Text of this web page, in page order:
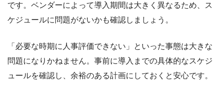
です。ベンダーによって導入期間は大きく異なるため、ス
ケジュールに問題がないかも確認しましょう。
「必要な時期に人事評価できない」といった事態は大きな
問題になりかねません。事前に導入までの具体的なスケジ
ュールを確認し、余裕のある計画にしておくと安心です。